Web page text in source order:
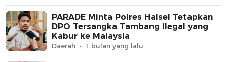
PARADE Minta Polres Halsel Tetapkan
DPO Tersangka Tambang Ilegal yang
Kabur ke Malaysia
Daerah 1 bulan yang lalu